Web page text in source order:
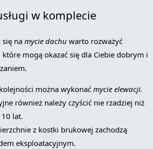
w komplecie
się na mycie dachu warto rozważyć
które mogą okazać się dla Ciebie dobrym i
można wykonać mycie elewacji.
również należy czyścić nie rzadziej niż
lat.
z kostki brukowej zachodzą
eksploatacyjnym.